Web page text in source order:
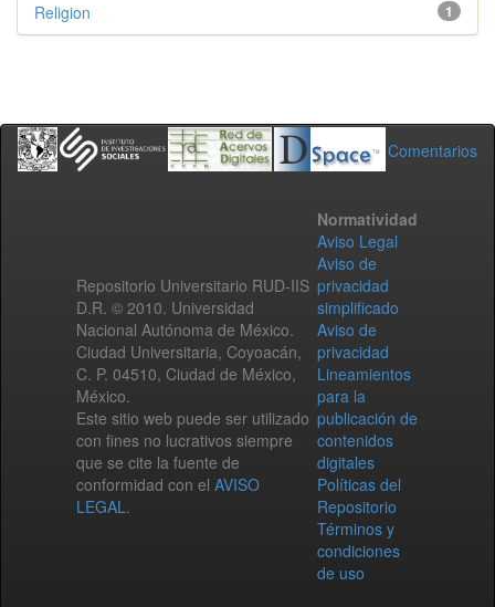
1
Religion
Comentarios
Repositorio Universitario RUD-IIS
D.R. © 2010. Universidad
Nacional Autónoma de México.
Ciudad Universitaria, Coyoacán,
C. P. 04510, Ciudad de México,
México.
Este sitio web puede ser utilizado
con fines no lucrativos siempre
que se cite la fuente de
conformidad con el AVISO
LEGAL.
Normatividad
Aviso Legal
Aviso de
privacidad
simplificado
Aviso de
privacidad
Lineamientos
para la
publicación de
contenidos
digitales
Políticas del
Repositorio
Términos y
condiciones
de uso